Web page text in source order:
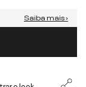
Saiba mais ›